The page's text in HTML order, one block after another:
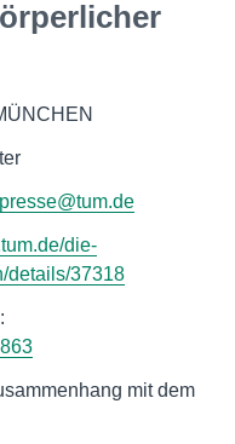
presse@tum.de
die-
details/37318
mit dem